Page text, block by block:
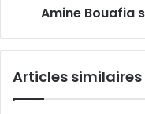
Amine Bouafia
Articles similaires